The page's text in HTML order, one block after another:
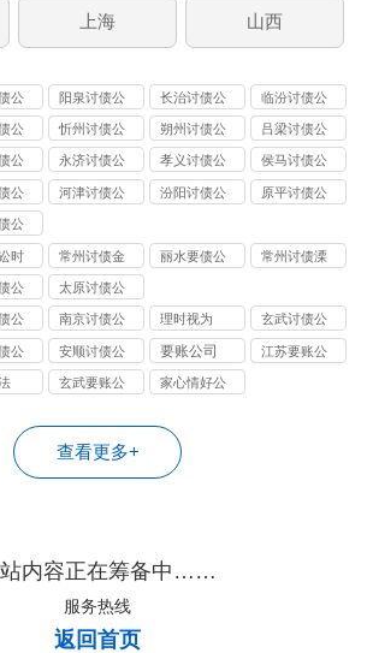
上海 山西
公
阳泉讨债公
司
长治讨债公
司
临汾讨债公
司
公
忻州讨债公
司
朔州讨债公
司
吕梁讨债公
司
公
永济讨债公
司
孝义讨债公
司
侯马讨债公
司
公
河津讨债公
汾阳讨债公
原平讨债公
公
时
常州讨债金
坛公司
丽水要债公
常州讨债溧
公
太原讨债公
司
公
南京讨债公
司
理时视为
玄武讨债公
司
公
安顺讨债公
司
要账公司
江苏要账公
玄武要账公
家心情好公
查看更多+
站内容正在筹备中……
服务热线
返回首页